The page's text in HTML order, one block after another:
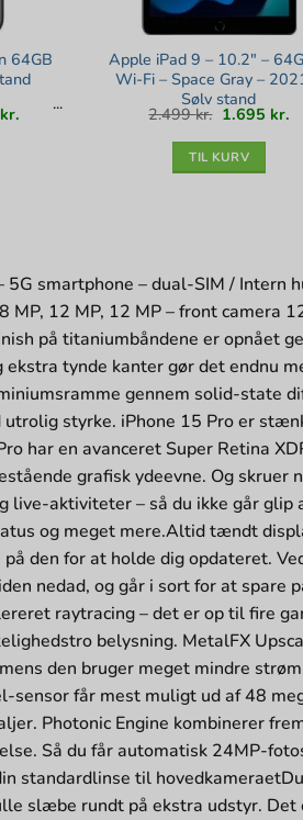
64GB
kr.
Apple iPad 9 – 10.2″ –
Wi-Fi – Space Gray –
Sølv stand
2.499kr. Den
oprindelige
pris
1.695 kr.pris
TIL KURV
5G smartphone – dual-SIM /
MP, 12 MP, 12 MP – front
på titaniumbåndene er opnået
ekstra tynde kanter gør det endnu
gennem solid-state
styrke. iPhone 15 Pro er
har en avanceret Super Retina
grafisk ydeevne. Og
live-aktiviteter – så du ikke går
og meget mere.Altid tændt
den for at holde dig opdateret.
nedad, og går i sort for at
raytracing – det er op til fire
belysning. MetalFX
den bruger meget mindre
sensor får mest muligt ud af 48
Photonic Engine kombinerer
Så du får automatisk 24MP-
standardlinse til
slæbe rundt på ekstra udstyr.